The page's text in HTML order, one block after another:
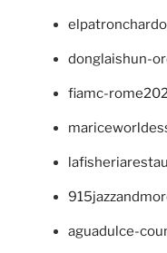
donglaishun-
fiamc-
aguadulce-